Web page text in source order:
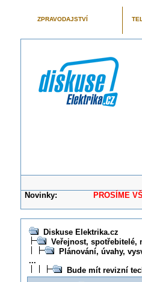
ZPRAVODAJSTVÍ
Novinky: PROSÍME
Diskuse Elektrika.cz
Veřejnost,
Plánování, úvahy,
...
Bude mít revizní